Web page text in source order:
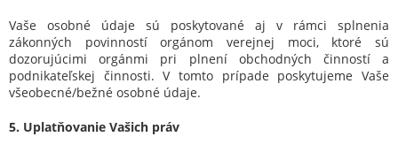
Vaše osobné údaje sú poskytované aj v rámci splnenia
zákonných povinností orgánom verejnej moci, ktoré sú
dozorujúcimi orgánmi pri plnení obchodných činností a
podnikateľskej činnosti. V tomto prípade poskytujeme Vaše
všeobecné/bežné osobné údaje.
5. Uplatňovanie Vašich práv